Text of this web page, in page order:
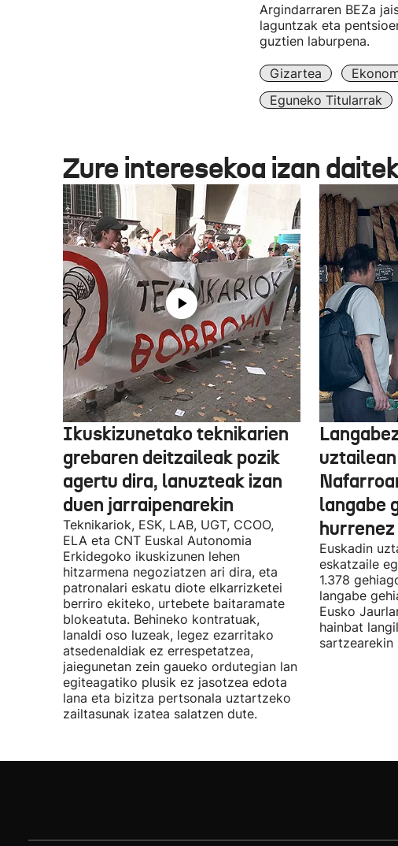
Argindarraren BEZa
laguntzak eta
guztien laburpena.
Gizartea
Eguneko Titularrak
Zure interesekoa izan
Ikuskizunetako teknikarien
grebaren deitzaileak pozik
agertu dira, lanuzteak izan
duen jarraipenarekin
Teknikariok, ESK, LAB, UGT, CCOO,
ELA eta CNT Euskal Autonomia
Erkidegoko ikuskizunen lehen
hitzarmena negoziatzen ari dira, eta
patronalari eskatu diote elkarrizketei
berriro ekiteko, urtebete baitaramate
blokeatuta. Behineko kontratuak,
lanaldi oso luzeak, legez ezarritako
atsedenaldiak ez errespetatzea,
jaiegunetan zein gaueko ordutegian lan
egiteagatiko plusik ez jasotzea edota
lana eta bizitza pertsonala uztartzeko
zailtasunak izatea salatzen dute.
langabe
Euskadin
eskatzaile
1.378
langabe
Eusko
hainbat